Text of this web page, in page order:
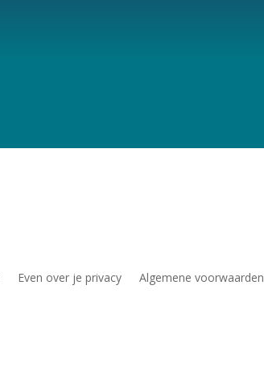
Even over je privacy Algemene voorwaarden